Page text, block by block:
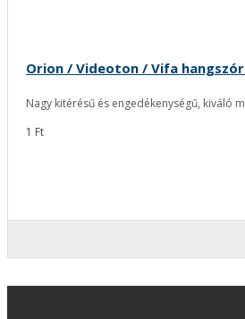
Orion / Videoton / Vifa
Nagy kitérésű és engedékenységű, kiváló
1 Ft